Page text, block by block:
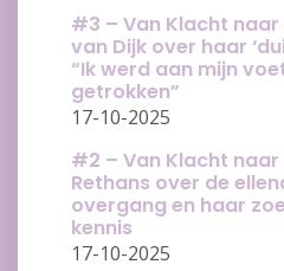
#3 – Van Klacht
van Dijk over haar
“Ik werd aan mijn
getrokken”
17-10-2025
#2 – Van Klacht
Rethans over de
overgang en haar
kennis
17-10-2025